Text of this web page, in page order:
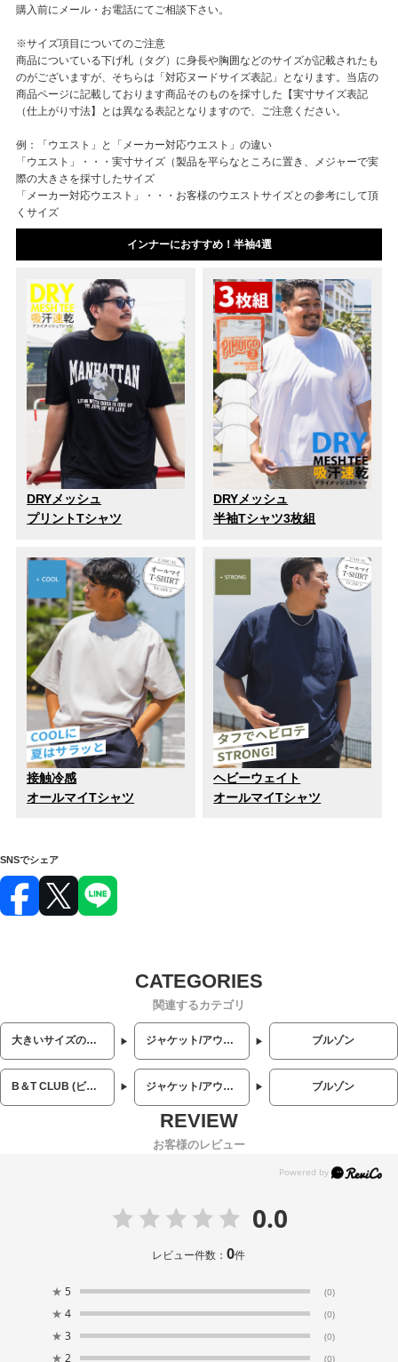
購入前にメール・お電話にてご相談下さい。
※サイズ項目についてのご注意
商品についている下げ札（タグ）に身長や胸囲などのサイズが記載されたも
のがございますが、そちらは「対応ヌードサイズ表記」となります。当店の
商品ページに記載しております商品そのものを採寸した【実寸サイズ表記
（仕上がり寸法】とは異なる表記となりますので、ご注意ください。
例：「ウエスト」と「メーカー対応ウエスト」の違い
「ウエスト」・・・実寸サイズ（製品を平らなところに置き、メジャーで実
際の大きさを採寸したサイズ
「メーカー対応ウエスト」・・・お客様のウエストサイズとの参考にして頂
くサイズ
インナーにおすすめ！半袖4選
DRYメッシュ
プリントTシャツ
DRYメッシュ
半袖Tシャツ3枚組
接触冷感
オールマイTシャツ
ヘビーウェイト
オールマイTシャツ
SNSでシェア
関連するカテゴリ
大きいサイズのメンズ服 ジャケット/アウター ブルゾン
B＆T CLUB (ビーアンドティークラブ) ジャケット/アウター ブルゾン
お客様のレビュー
0.0
レビュー件数：0件
★ 5 (0)
★ 4 (0)
★ 3 (0)
★ 2 (0)